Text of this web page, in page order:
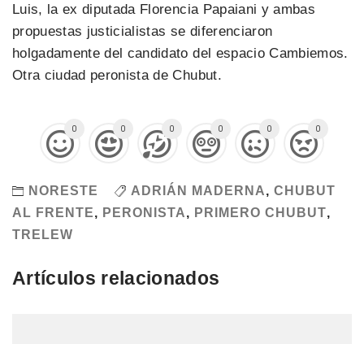
Luis, la ex diputada Florencia Papaiani y ambas
propuestas justicialistas se diferenciaron
holgadamente del candidato del espacio Cambiemos.
Otra ciudad peronista de Chubut.
0 0 0 0 0 0
NORESTE ADRIÁN MADERNA, CHUBUT
AL FRENTE, PERONISTA, PRIMERO CHUBUT,
TRELEW
Artículos relacionados